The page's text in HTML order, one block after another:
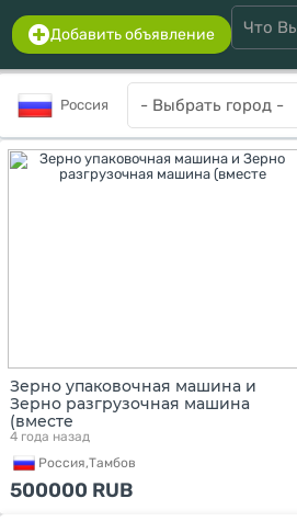
Добавить объявление
Россия
Зерно упаковочная машина и
Зерно разгрузочная машина
(вместе
4 года назад
Россия,Тамбов
500000 RUB